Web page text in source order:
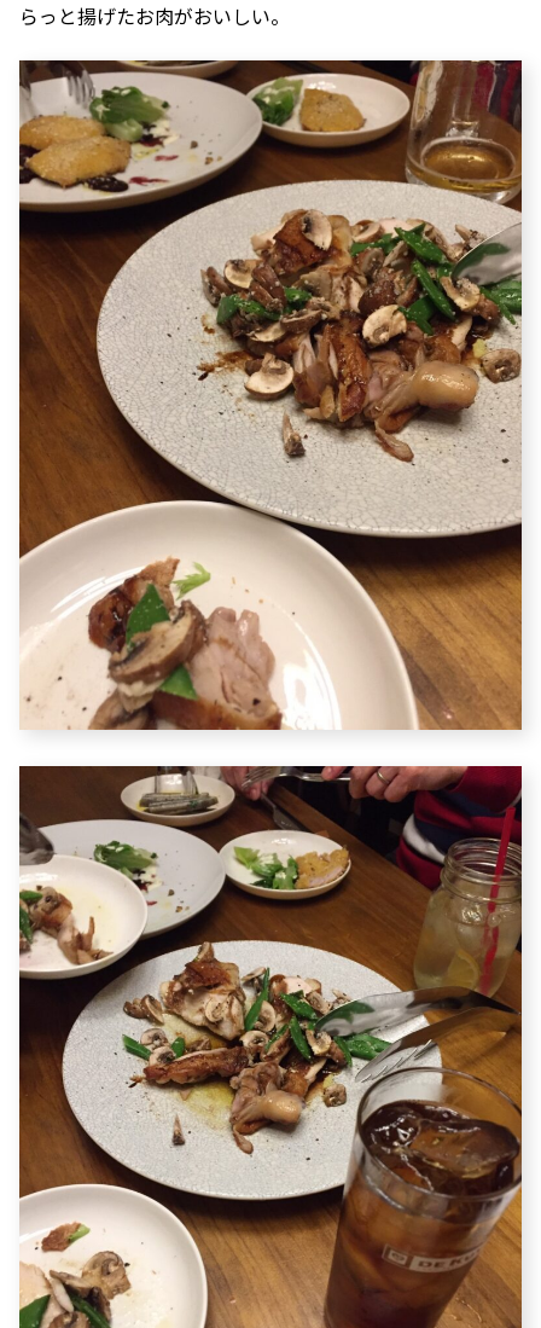
らっと揚げたお肉がおいしい。